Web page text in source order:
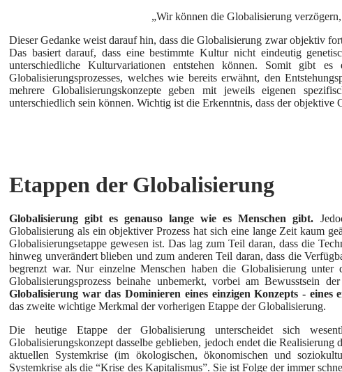
„Wir können die Globalisierung verzögern,
Dieser Gedanke weist darauf hin, dass die Globalisierung zwar objektiv
Das basiert darauf, dass eine bestimmte Kultur nicht eindeutig
unterschiedliche Kulturvariationen entstehen können. Somit gibt es
Globalisierungsprozesses, welches wie bereits erwähnt, den
mehrere Globalisierungskonzepte geben mit jeweils eigenen
unterschiedlich sein können. Wichtig ist die Erkenntnis, dass der
Etappen der Globalisierung
Globalisierung gibt es genauso lange wie es Menschen gibt.
Globalisierung als ein objektiver Prozess hat sich eine lange Zeit kaum
Globalisierungsetappe gewesen ist. Das lag zum Teil daran, dass die
hinweg unverändert blieben und zum anderen Teil daran, dass die
begrenzt war. Nur einzelne Menschen haben die Globalisierung unter
Globalisierungsprozess beinahe unbemerkt, vorbei am Bewusstsein
Globalisierung war das Dominieren eines einzigen Konzepts - eines
das zweite wichtige Merkmal der vorherigen Etappe der Globalisierung.
Die heutige Etappe der Globalisierung unterscheidet sich
Globalisierungskonzept dasselbe geblieben, jedoch endet die Realisierung
aktuellen Systemkrise (im ökologischen, ökonomischen und
Systemkrise als die “Krise des Kapitalismus”. Sie ist Folge der immer